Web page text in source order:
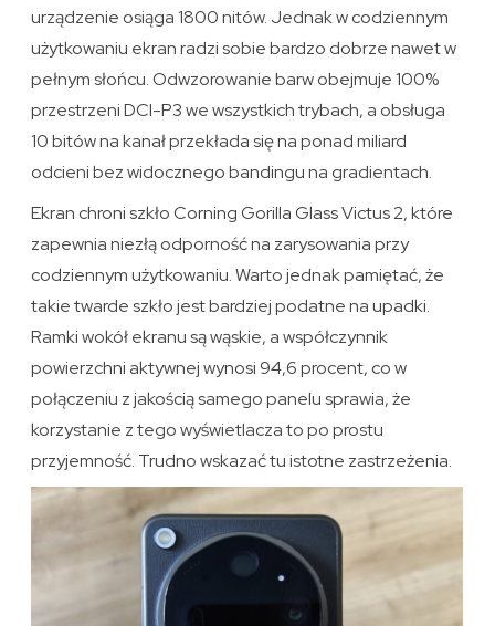
urządzenie osiąga 1800 nitów. Jednak w codziennym
użytkowaniu ekran radzi sobie bardzo dobrze nawet w
pełnym słońcu. Odwzorowanie barw obejmuje 100%
przestrzeni DCI-P3 we wszystkich trybach, a obsługa
10 bitów na kanał przekłada się na ponad miliard
odcieni bez widocznego bandingu na gradientach.
Ekran chroni szkło Corning Gorilla Glass Victus 2, które
zapewnia niezłą odporność na zarysowania przy
codziennym użytkowaniu. Warto jednak pamiętać, że
takie twarde szkło jest bardziej podatne na upadki.
Ramki wokół ekranu są wąskie, a współczynnik
powierzchni aktywnej wynosi 94,6 procent, co w
połączeniu z jakością samego panelu sprawia, że
korzystanie z tego wyświetlacza to po prostu
przyjemność. Trudno wskazać tu istotne zastrzeżenia.